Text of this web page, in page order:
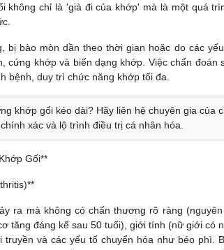
không chỉ là 'già đi của khớp' mà là một quá
bào mòn dần theo thời gian hoặc do các
cứng khớp và biến dạng khớp. Việc chẩn đoán
bệnh, duy trì chức năng khớp tối đa.
khớp gối kéo dài? Hãy liên hệ chuyên gia của
xác và lộ trình điều trị cá nhân hóa.
Gối**
ra mà không có chấn thương rõ ràng
tăng đáng kể sau 50 tuổi), giới tính (nữ giới có
và các yếu tố chuyển hóa như béo phì.